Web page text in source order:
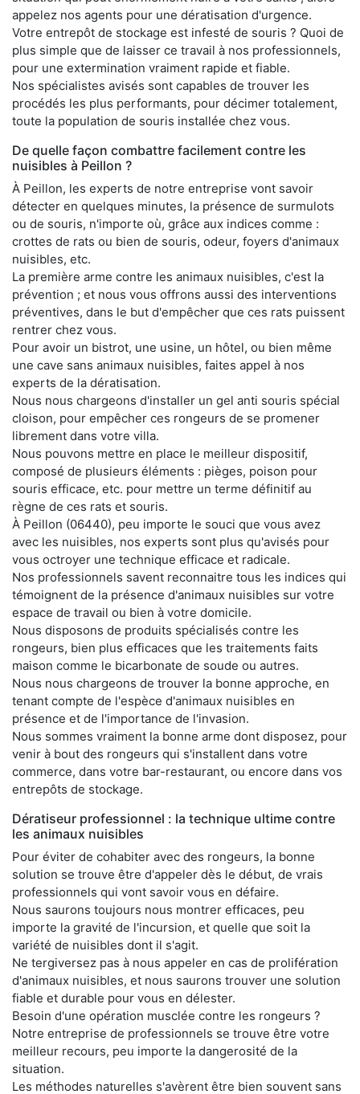
appelez nos agents pour une dératisation d'urgence.
Votre entrepôt de stockage est infesté de souris ? Quoi de
plus simple que de laisser ce travail à nos professionnels,
pour une extermination vraiment rapide et fiable.
Nos spécialistes avisés sont capables de trouver les
procédés les plus performants, pour décimer totalement,
toute la population de souris installée chez vous.
De quelle façon combattre facilement contre les
nuisibles à Peillon ?
À Peillon, les experts de notre entreprise vont savoir
détecter en quelques minutes, la présence de surmulots
ou de souris, n'importe où, grâce aux indices comme :
crottes de rats ou bien de souris, odeur, foyers d'animaux
nuisibles, etc.
La première arme contre les animaux nuisibles, c'est la
prévention ; et nous vous offrons aussi des interventions
préventives, dans le but d'empêcher que ces rats puissent
rentrer chez vous.
Pour avoir un bistrot, une usine, un hôtel, ou bien même
une cave sans animaux nuisibles, faites appel à nos
experts de la dératisation.
Nous nous chargeons d'installer un gel anti souris spécial
cloison, pour empêcher ces rongeurs de se promener
librement dans votre villa.
Nous pouvons mettre en place le meilleur dispositif,
composé de plusieurs éléments : pièges, poison pour
souris efficace, etc. pour mettre un terme définitif au
règne de ces rats et souris.
À Peillon (06440), peu importe le souci que vous avez
avec les nuisibles, nos experts sont plus qu'avisés pour
vous octroyer une technique efficace et radicale.
Nos professionnels savent reconnaitre tous les indices qui
témoignent de la présence d'animaux nuisibles sur votre
espace de travail ou bien à votre domicile.
Nous disposons de produits spécialisés contre les
rongeurs, bien plus efficaces que les traitements faits
maison comme le bicarbonate de soude ou autres.
Nous nous chargeons de trouver la bonne approche, en
tenant compte de l'espèce d'animaux nuisibles en
présence et de l'importance de l'invasion.
Nous sommes vraiment la bonne arme dont disposez, pour
venir à bout des rongeurs qui s'installent dans votre
commerce, dans votre bar-restaurant, ou encore dans vos
entrepôts de stockage.
Dératiseur professionnel : la technique ultime contre
les animaux nuisibles
Pour éviter de cohabiter avec des rongeurs, la bonne
solution se trouve être d'appeler dès le début, de vrais
professionnels qui vont savoir vous en défaire.
Nous saurons toujours nous montrer efficaces, peu
importe la gravité de l'incursion, et quelle que soit la
variété de nuisibles dont il s'agit.
Ne tergiversez pas à nous appeler en cas de prolifération
d'animaux nuisibles, et nous saurons trouver une solution
fiable et durable pour vous en délester.
Besoin d'une opération musclée contre les rongeurs ?
Notre entreprise de professionnels se trouve être votre
meilleur recours, peu importe la dangerosité de la
situation.
Les méthodes naturelles s'avèrent être bien souvent sans